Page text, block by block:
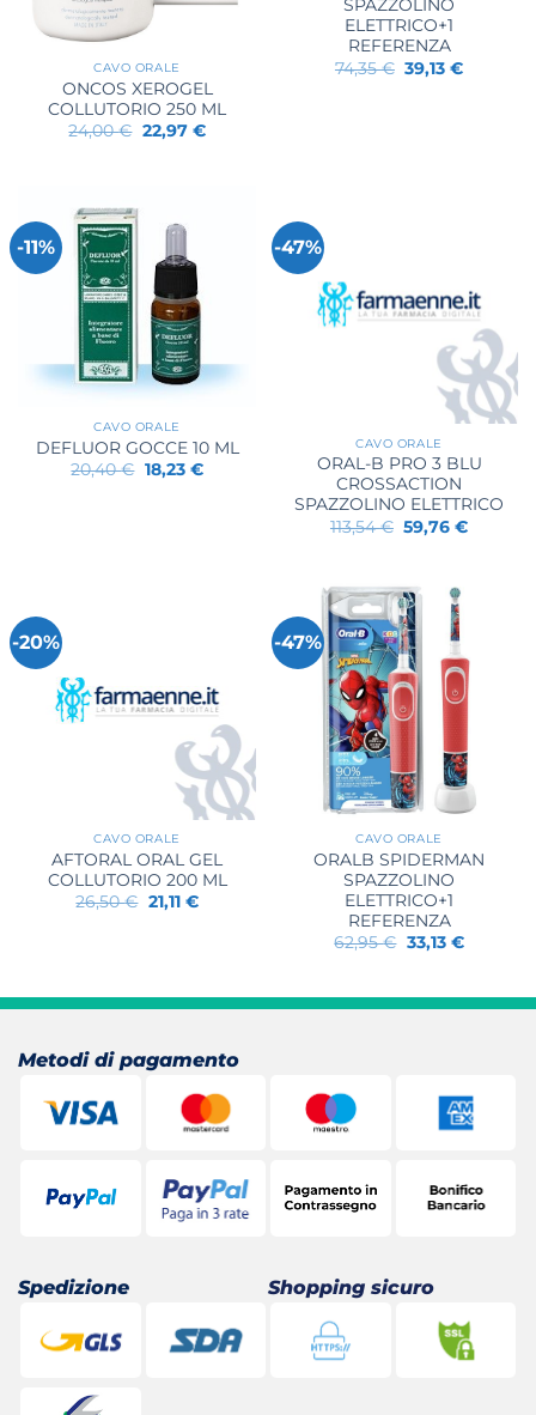
CAVO ORALE
ONCOS XEROGEL
COLLUTORIO 250 ML
24,00€ Il
prezzo
22,97 €Il
SPAZZOLINO
ELETTRICO+1
REFERENZA
74,35€ Il
prezzo
39,13€Il
-11%
CAVO ORALE
DEFLUOR GOCCE 10 ML
20,40€ Il
prezzo
18,23 €Il
-47%
CAVO ORALE
ORAL-B PRO 3 BLU
CROSSACTION
SPAZZOLINO ELETTRICO
113,54€ Il
prezzo
113,54 €.
59,76€Il
-20%
CAVO ORALE
AFTORAL ORAL GEL
COLLUTORIO 200 ML
26,50€ Il
prezzo
21,11 €Il
-47%
CAVO ORALE
ORALB SPIDERMAN
SPAZZOLINO
ELETTRICO+1
REFERENZA
62,95€ Il
prezzo
62,95 €.
33,13 €Il
33,13 €.
Metodi di pagamento
Spedizione Shopping sicuro